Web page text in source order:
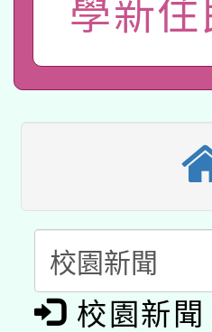
動」
桃園市
開 智慧
2026年
本校115
適應運動
本館辦
暨閱讀推
科技賦能
礎課程
A3數位素
「數位
學新
校園新聞